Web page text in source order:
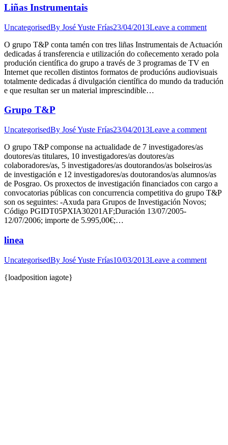
Liñas Instrumentais
UncategorisedBy José Yuste Frías23/04/2013Leave a comment
O grupo T&P conta tamén con tres liñas Instrumentais de Actuación
dedicadas á transferencia e utilización do coñecemento xerado pola
produción científica do grupo a través de 3 programas de TV en
Internet que recollen distintos formatos de producións audiovisuais
totalmente dedicadas á divulgación científica do mundo da tradución
e que resultan ser un material imprescindible…
Grupo T&P
UncategorisedBy José Yuste Frías23/04/2013Leave a comment
O grupo T&P componse na actualidade de 7 investigadores/as
doutores/as titulares, 10 investigadores/as doutores/as
colaboradores/as, 5 investigadores/as doutorandos/as bolseiros/as
de investigación e 12 investigadores/as doutorandos/as alumnos/as
de Posgrao. Os proxectos de investigación financiados con cargo a
convocatorias públicas con concurrencia competitiva do grupo T&P
son os seguintes: -Axuda para Grupos de Investigación Novos;
Código PGIDT05PXIA30201AF;Duración 13/07/2005-
12/07/2006; importe de 5.995,00€;…
linea
UncategorisedBy José Yuste Frías10/03/2013Leave a comment
{loadposition iagote}